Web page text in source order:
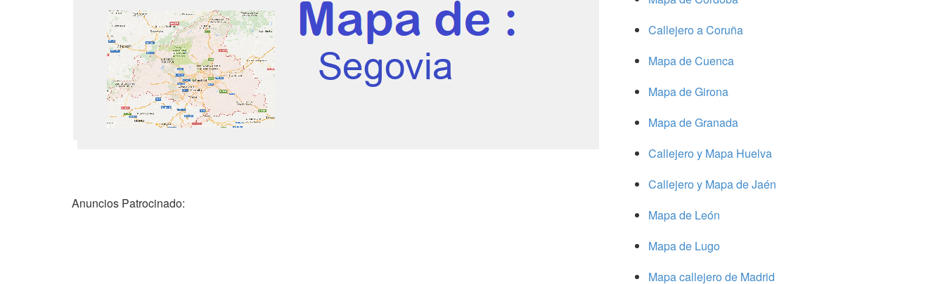
Anuncios Patrocinado:
Callejero a Coruña
Mapa de Cuenca
Mapa de Girona
Mapa de Granada
Callejero y Mapa Huelva
Callejero y Mapa de Jaén
Mapa de León
Mapa de Lugo
Mapa callejero de Madrid